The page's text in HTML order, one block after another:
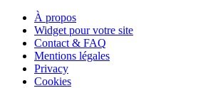
À propos
Widget pour votre site
Contact & FAQ
Mentions légales
Privacy
Cookies